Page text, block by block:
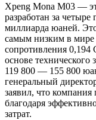
Xpeng Mona M03 —
разработан за
миллиарда юаней.
самым низким в мире
сопротивления
основе технического
119 800 — 155 800
генеральный
заявил, что компания
благодаря
затрат.